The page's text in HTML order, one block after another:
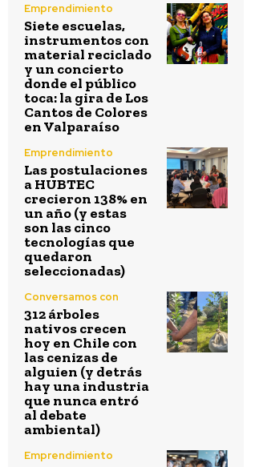
Emprendimiento
Siete escuelas,
instrumentos con
material reciclado
y un concierto
donde el público
toca: la gira de Los
Cantos de Colores
en Valparaíso
Emprendimiento
Las postulaciones
a HUBTEC
crecieron 138% en
un año (y estas
son las cinco
tecnologías que
quedaron
seleccionadas)
Conversamos con
312 árboles
nativos crecen
hoy en Chile con
las cenizas de
alguien (y detrás
hay una industria
que nunca entró
al debate
ambiental)
Emprendimiento